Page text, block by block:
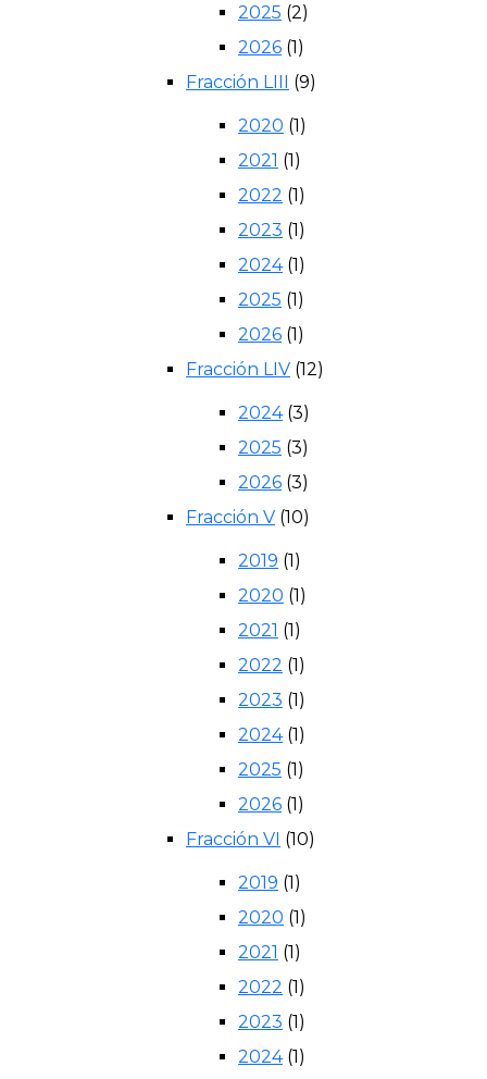
2025 (2)
2026 (1)
Fracción LIII (9)
2020 (1)
2021 (1)
2022 (1)
2023 (1)
2024(1)
2025 (1)
2026 (1)
Fracción LIV (12)
2024(3)
2025 (3)
2026 (3)
Fracción V (10)
2019 (1)
2020 (1)
2021 (1)
2022 (1)
2023 (1)
2024(1)
2025 (1)
2026 (1)
Fracción VI (10)
2019 (1)
2020 (1)
2021 (1)
2022 (1)
2023 (1)
2024(1)